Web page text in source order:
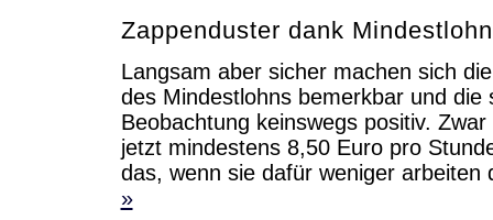
Zappenduster dank Mindestlohn
Langsam aber sicher machen sich
des Mindestlohns bemerkbar und die
Beobachtung keinswegs positiv.
jetzt mindestens 8,50 Euro pro
das, wenn sie dafür weniger
»